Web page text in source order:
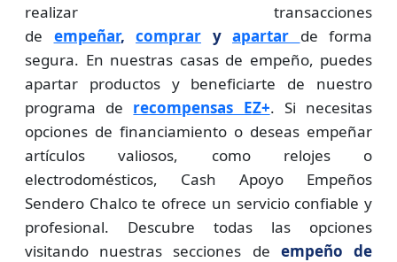
realizar transacciones
de empeñar, comprar y apartar
de forma
segura. En nuestras casas de empeño, puedes
apartar productos y beneficiarte de nuestro
programa de recompensas EZ+. Si necesitas
opciones de financiamiento o deseas empeñar
artículos valiosos, como relojes o
electrodomésticos, Cash Apoyo Empeños
Sendero Chalco te ofrece un servicio confiable y
profesional. Descubre todas las opciones
visitando nuestras secciones de empeño de